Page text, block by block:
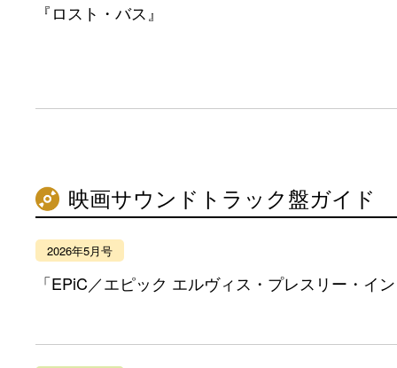
『ロスト・バス』
映画サウンドトラック盤ガイド
2026年5月号
「EPiC／エピック エルヴィス・プレスリー・イ